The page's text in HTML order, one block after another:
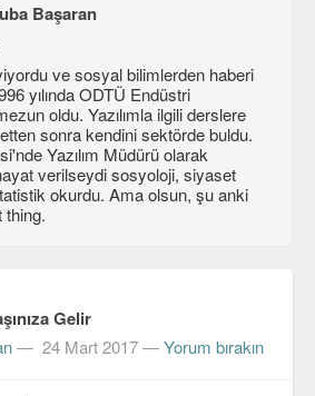
Başaran
ve sosyal bilimlerden haberi
yılında ODTÜ Endüstri
oldu. Yazılımla ilgili derslere
sonra kendini sektörde buldu.
Yazılım Müdürü olarak
verilseydi sosyoloji, siyaset
okurdu. Ama olsun, şu anki
thing.
Gelir
— 24 Mart 2017—Yorum bırakın